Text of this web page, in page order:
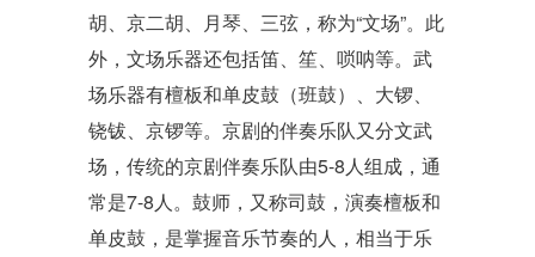
胡、京二胡、月琴、三弦，称为“文场”。此
外，文场乐器还包括笛、笙、唢呐等。武
场乐器有檀板和单皮鼓（班鼓）、大锣、
铙钹、京锣等。京剧的伴奏乐队又分文武
场，传统的京剧伴奏乐队由5-8人组成，通
常是7-8人。鼓师，又称司鼓，演奏檀板和
单皮鼓，是掌握音乐节奏的人，相当于乐